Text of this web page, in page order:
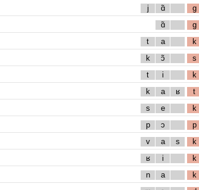
j ɑ̃ g
ɑ̃ g
t a k
k ɔ̃ s
t i k
k a ʁ t
s e k
p ɔ p
v a s k
ʁ i k
n a k